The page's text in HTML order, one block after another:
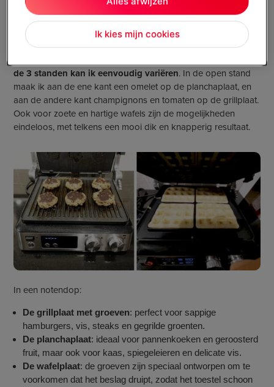
gegrilde groenten, ontbijtwraps met een omelet, gehakt voor
een hamburger, zoete en hartige wafels of pannenkoeken. Er
is echt voor ieder wat wils!
de 3 standen kan ik eenvoudig variëren. In de open stand
maak ik aan de ene kant een omelet op de planchaplaat, en
aan de andere kant champignons en tomaten op de grillplaat.
Ook voor zoete en hartige wafels zijn de mogelijkheden
eindeloos, met telkens een mooi dik en knapperig resultaat.
In een notendop:
De grillplaat met groeven: perfect voor sappige
hamburgers, vis, steaks en gegrilde groenten.
De planchaplaat: ideaal voor pannenkoeken en geroosterd
fruit, maar ook voor kaas, spiegeleieren en delicate vis.
De wafelplaat: de groeven zijn speciaal ontworpen om te
voorkomen dat het beslag druipt, zodat het toestel schoon
Ik kies mijn cookies